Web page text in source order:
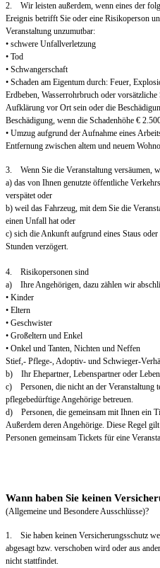
2. Wir leisten außerdem, wenn eines der
Ereignis betrifft Sie oder eine Risikoperson
Veranstaltung unzumutbar:
• schwere Unfallverletzung
• Tod
• Schwangerschaft
• Schaden am Eigentum durch: Feuer,
Erdbeben, Wasserrohrbruch oder
Aufklärung vor Ort sein oder die
Beschädigung, wenn die Schadenhöhe €
• Umzug aufgrund der Aufnahme eines
Entfernung zwischen altem und neuem
3. Wenn Sie die Veranstaltung versäumen,
a) das von Ihnen genutzte öffentliche
verspätet oder
b) weil das Fahrzeug, mit dem Sie die
einen Unfall hat oder
c) sich die Ankunft aufgrund eines Staus
Stunden verzögert.
4. Risikopersonen sind
a) Ihre Angehörigen, dazu zählen wir
• Kinder
• Eltern
• Geschwister
• Großeltern und Enkel
• Onkel und Tanten, Nichten und Neffen
Stief,- Pflege-, Adoptiv- und Schwieger-
b) Ihr Ehepartner, Lebenspartner oder
c) Personen, die nicht an der Veranstaltung
pflegebedürftige Angehörige betreuen.
d) Personen, die gemeinsam mit Ihnen ein
Außerdem deren Angehörige. Diese Regel
Personen gemeinsam Tickets für eine
Wann haben Sie keinen
(Allgemeine und Besondere Ausschlüsse)?
1. Sie haben keinen Versicherungsschutz
abgesagt bzw. verschoben wird oder aus
nicht stattfindet.